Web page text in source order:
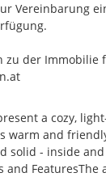
Vereinbarung
zu der Immobilie
a cozy,
warm and
solid - inside
and